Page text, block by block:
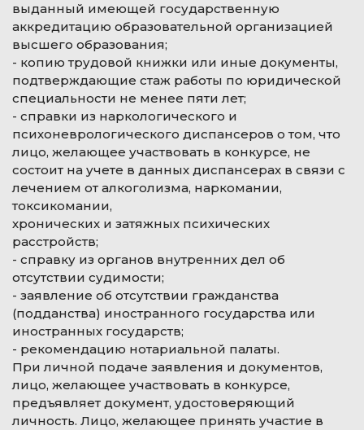
выданный имеющей государственную
аккредитацию образовательной организацией
высшего образования;
- копию трудовой книжки или иные документы,
подтверждающие стаж работы по юридической
специальности не менее пяти лет;
- справки из наркологического и
психоневрологического диспансеров о том, что
лицо, желающее участвовать в конкурсе, не
состоит на учете в данных диспансерах в связи с
лечением от алкоголизма, наркомании,
токсикомании,
хронических и затяжных психических
расстройств;
- справку из органов внутренних дел об
отсутствии судимости;
- заявление об отсутствии гражданства
(подданства) иностранного государства или
иностранных государств;
- рекомендацию нотариальной палаты.
При личной подаче заявления и документов,
лицо, желающее участвовать в конкурсе,
предъявляет документ, удостоверяющий
личность. Лицо, желающее принять участие в